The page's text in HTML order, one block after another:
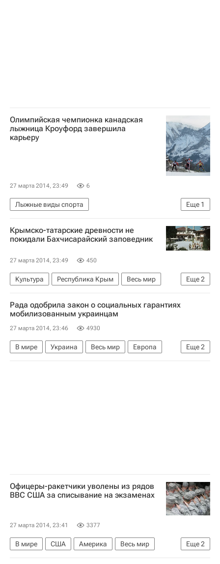
Олимпийская чемпионка канадская
лыжница Кроуфорд завершила
карьеру
27 марта 2014, 23:49 6
Еще 1
Лыжные виды спорта
Мультимедийный спортивный пакет
Крымско-татарские древности не
покидали Бахчисарайский заповедник
27 марта 2014, 23:49 450
Еще2
Культура Республика Крым
Весь мир
Европа
Россия
Рада одобрила закон о социальных гарантиях
мобилизованным украинцам
27 марта 2014, 23:46 4930
Еще2
В мире Украина Весь мир
Европа
Верховная Рада Украины
Офицеры-ракетчики уволены из рядов
ВВС США за списывание на экзаменах
27 марта 2014, 23:41 3377
Еще2
В мире США Америка
Весь мир
Северная Америка
ВВС США